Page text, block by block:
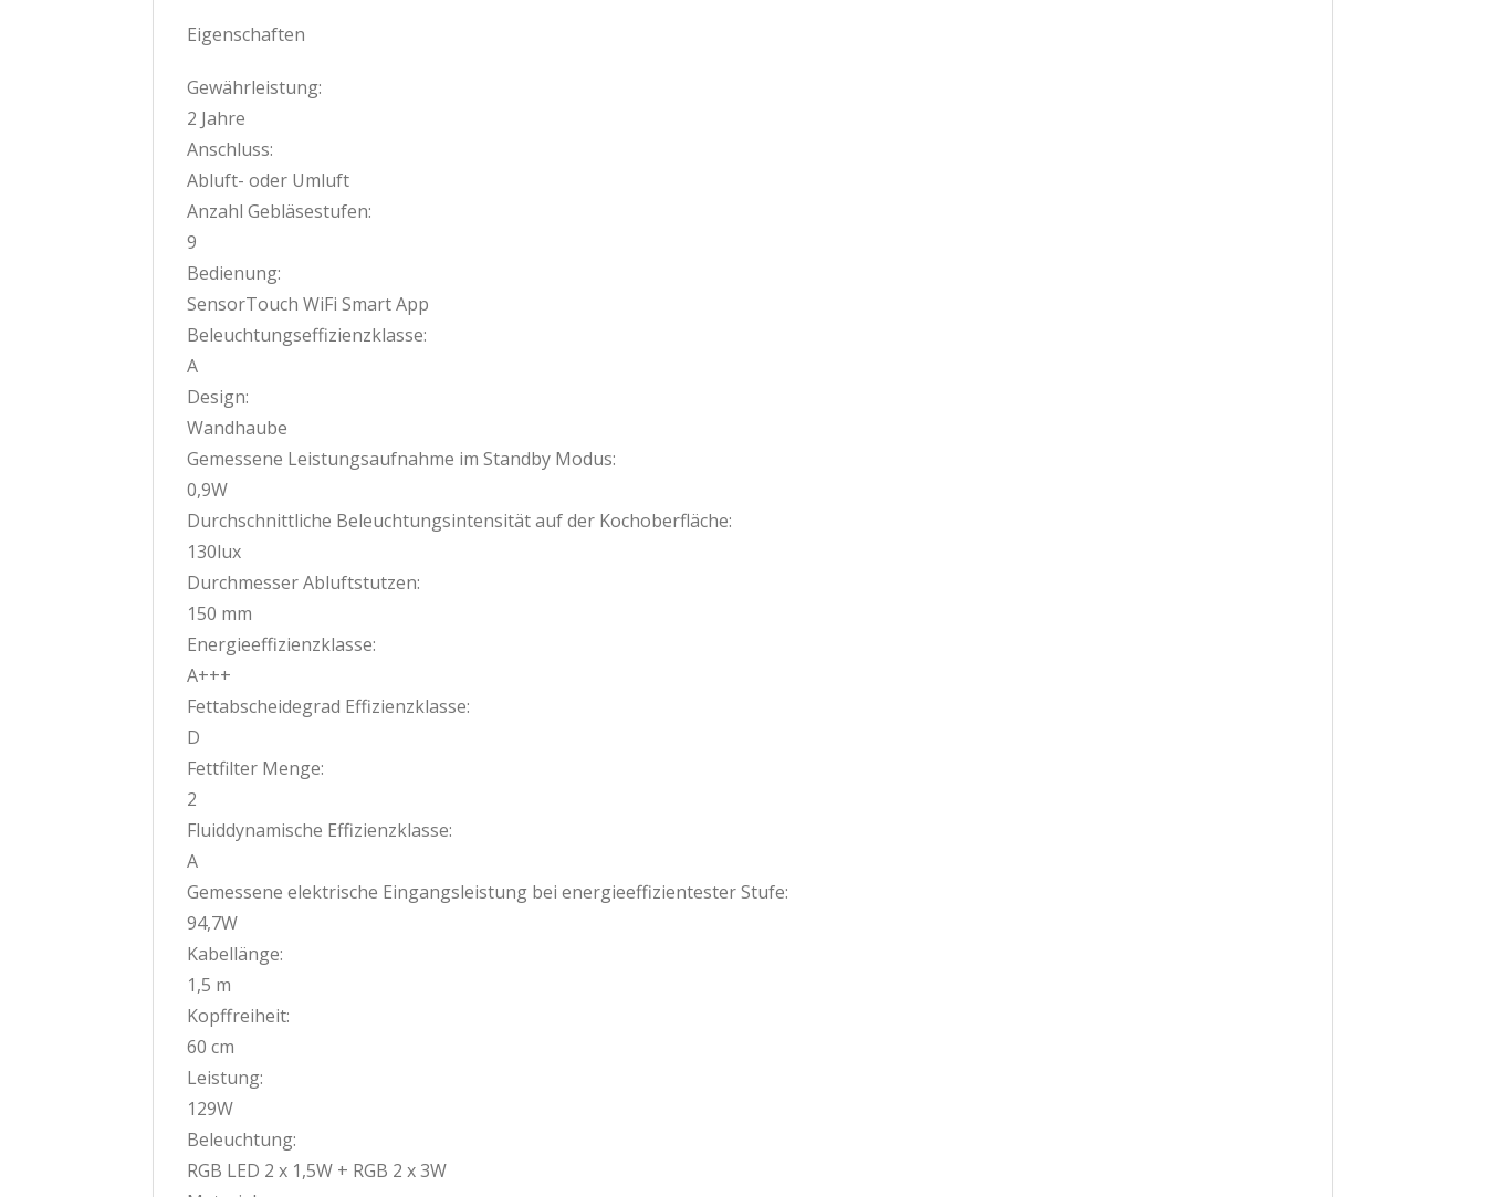
Eigenschaften
Gewährleistung:
2 Jahre
Anschluss:
Abluft- oder Umluft
Anzahl Gebläsestufen:
9
Bedienung:
SensorTouch WiFi Smart App
Beleuchtungseffizienzklasse:
A
Design:
Wandhaube
Gemessene Leistungsaufnahme im Standby Modus:
0,9W
Durchschnittliche Beleuchtungsintensität auf der Kochoberfläche:
130lux
Durchmesser Abluftstutzen:
150 mm
Energieeffizienzklasse:
A+++
Fettabscheidegrad Effizienzklasse:
D
Fettfilter Menge:
2
Fluiddynamische Effizienzklasse:
A
Gemessene elektrische Eingangsleistung bei energieeffizientester Stufe:
94,7W
Kabellänge:
1,5 m
Kopffreiheit:
60 cm
Leistung:
129W
Beleuchtung:
RGB LED 2 x 1,5W + RGB 2 x 3W